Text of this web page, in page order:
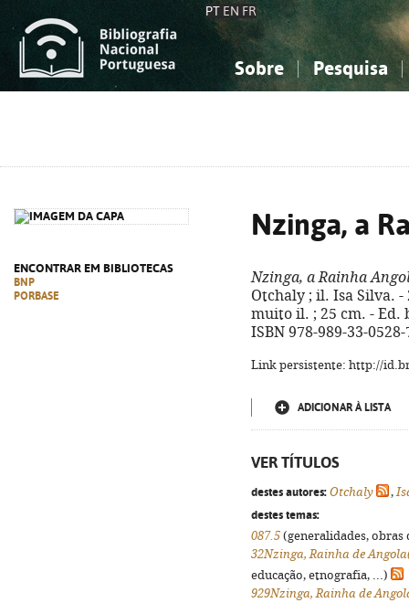
PT EN FR
Sobre Pesquisa
ENCONTRAR EM BIBLIOTECAS
BNP
PORBASE
Nzinga, a
Nzinga, a Rainha
Otchaly ; il. Isa Silva. -
muito il. ; 25 cm. - Ed.
ISBN 978-989-33-0528-
Link persistente: http://
ADICIONAR À LISTA
VER TÍTULOS
destes autores: Otchaly ,
destes temas:
087.5 (generalidades,
32Nzinga, Rainha de
educação, etnografia, ...)
929Nzinga, Rainha de